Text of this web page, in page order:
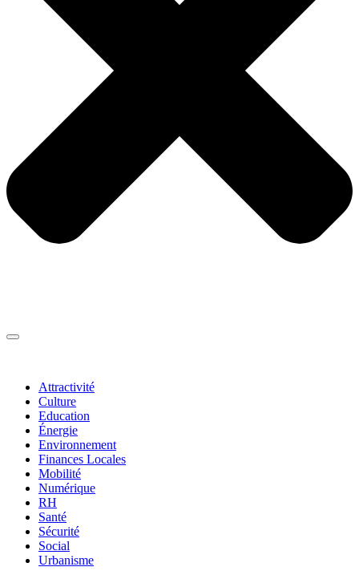
Attractivité
Culture
Education
Énergie
Environnement
Finances Locales
Mobilité
Numérique
RH
Santé
Sécurité
Social
Urbanisme